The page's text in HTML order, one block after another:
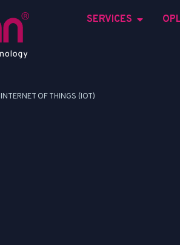
SERVICES
INTERNET OF THINGS (IOT)